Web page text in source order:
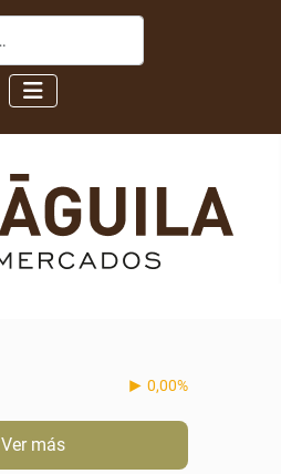
0,00%
Ver más